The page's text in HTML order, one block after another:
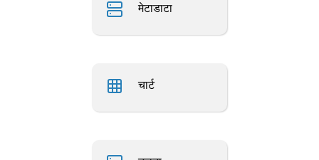
मेटाडाटा
चार्ट